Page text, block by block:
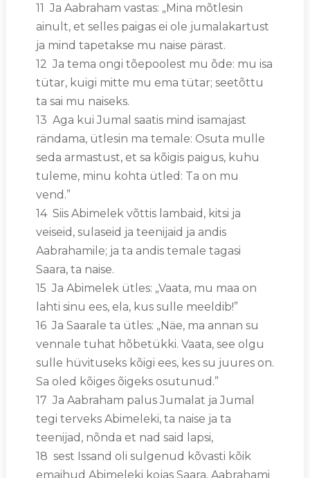
11 Ja Aabraham vastas: „Mina mõtlesin
ainult, et selles paigas ei ole jumalakartust
ja mind tapetakse mu naise pärast.
12 Ja tema ongi tõepoolest mu õde: mu isa
tütar, kuigi mitte mu ema tütar; seetõttu
ta sai mu naiseks.
13 Aga kui Jumal saatis mind isamajast
rändama, ütlesin ma temale: Osuta mulle
seda armastust, et sa kõigis paigus, kuhu
tuleme, minu kohta ütled: Ta on mu
vend.”
14 Siis Abimelek võttis lambaid, kitsi ja
veiseid, sulaseid ja teenijaid ja andis
Aabrahamile; ja ta andis temale tagasi
Saara, ta naise.
15 Ja Abimelek ütles: „Vaata, mu maa on
lahti sinu ees, ela, kus sulle meeldib!”
16 Ja Saarale ta ütles: „Näe, ma annan su
vennale tuhat hõbetükki. Vaata, see olgu
sulle hüvituseks kõigi ees, kes su juures on.
Sa oled kõiges õigeks osutunud.”
17 Ja Aabraham palus Jumalat ja Jumal
tegi terveks Abimeleki, ta naise ja ta
teenijad, nõnda et nad said lapsi,
18 sest Issand oli sulgenud kõvasti kõik
emaihud Abimeleki kojas Saara, Aabrahami